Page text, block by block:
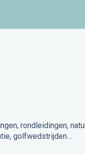
rondleidingen,
golfwedstrijden…